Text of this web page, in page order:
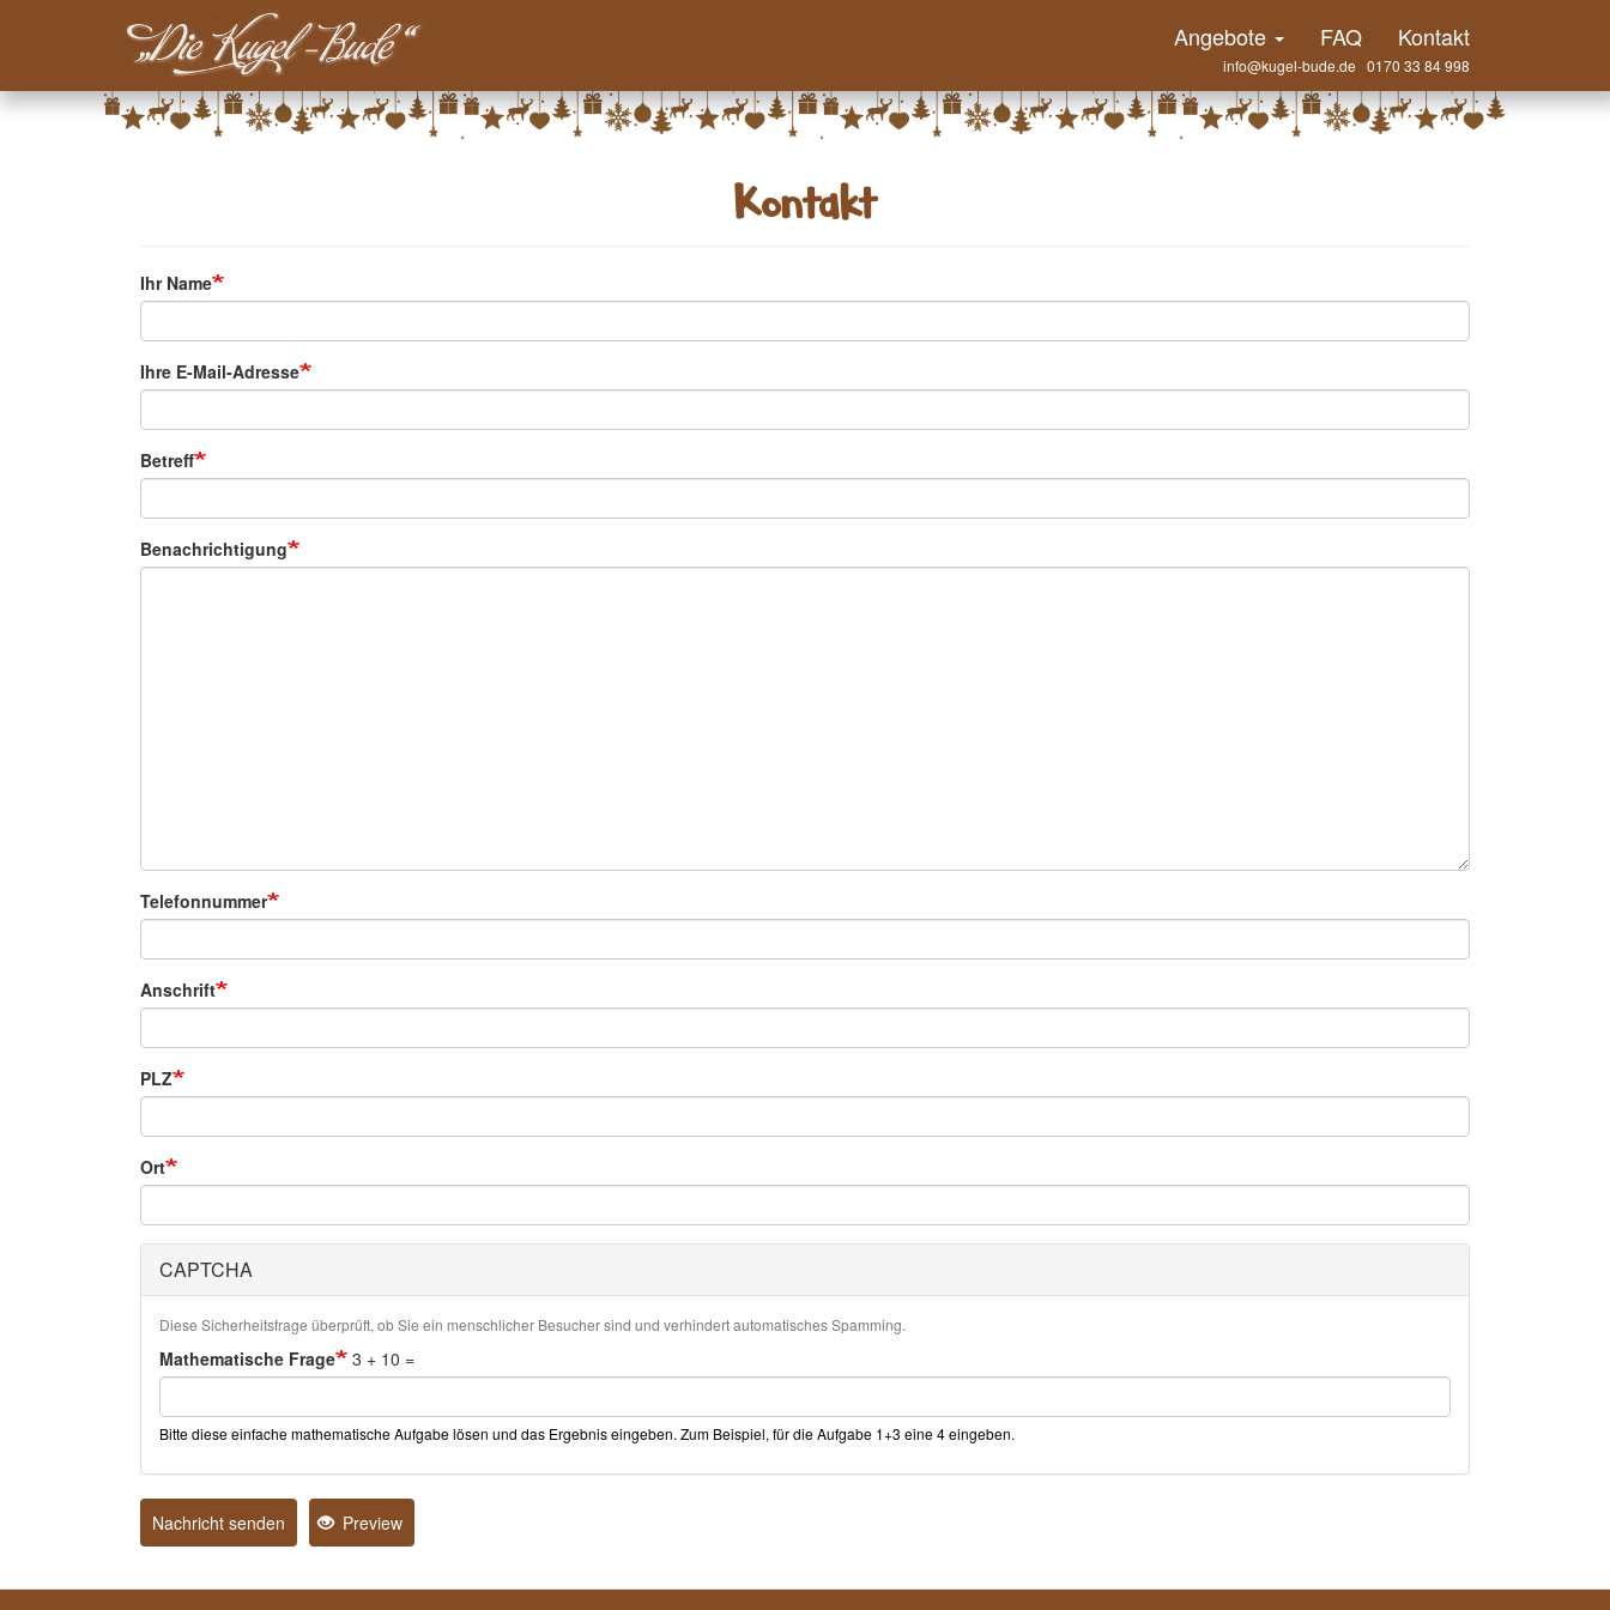
Direkt
Main-
Menu-
Kugelbude
Angebote FAQ Kontakt
info@kugel-bude.de 0170 33 84 998
Kontakt
Ihr Name
Ihre E-Mail-Adresse
Betreff
Benachrichtigung
Telefonnummer
Anschrift
PLZ
Ort
CAPTCHA
Diese Sicherheitsfrage überprüft, ob Sie ein menschlicher Besucher sind und verhindert automatisches Spamming.
Mathematische Frage 3 + 10 =
Bitte diese einfache mathematische Aufgabe lösen und das Ergebnis eingeben. Zum Beispiel, für die Aufgabe 1+3 eine 4 eingeben.
Nachricht senden Preview